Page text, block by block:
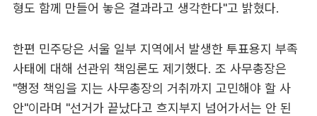
형도 함께 만들어 놓은 결과라고 생각한다"고 밝혔다.
한편 민주당은 서울 일부 지역에서 발생한 투표용지 부족
사태에 대해 선관위 책임론도 제기했다. 조 사무총장은
"행정 책임을 지는 사무총장의 거취까지 고민해야 할 사
안"이라며 "선거가 끝났다고 흐지부지 넘어가서는 안 된